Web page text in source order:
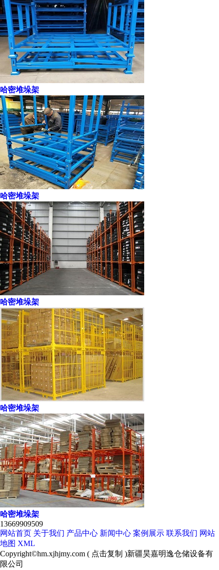
哈密堆垛架
哈密堆垛架
哈密堆垛架
哈密堆垛架
哈密堆垛架
13669909509
网站首页 关于我们 产品中心 新闻中心 案例展示 联系我们 网站
地图 XML
Copyright©hm.xjhjmy.com ( 点击复制 )新疆昊嘉明逸仓储设备有
限公司